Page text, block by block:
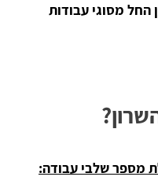
החל מסוגי עבודות
מספר שלבי עבודה: